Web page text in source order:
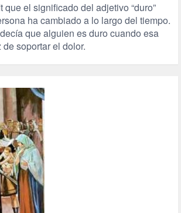
que el significado del adjetivo “duro”
ha cambiado a lo largo del tiempo.
que alguien es duro cuando esa
soportar el dolor.